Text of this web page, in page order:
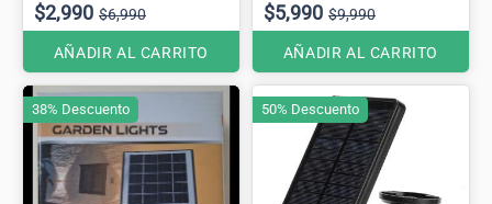
$2,990 $6,990
AÑADIR AL CARRITO
$5,990 $9,990
AÑADIR AL CARRITO
38% Descuento 50% Descuento